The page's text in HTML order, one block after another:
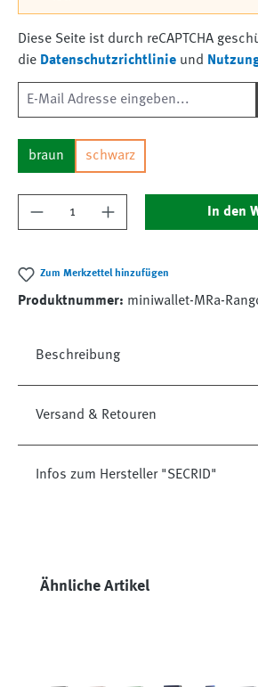
Diese Seite ist durch reCAPTCHA
die Datenschutzrichtlinie und
braun schwarz
Produkt Anzahl: Gib denIn den
Zum Merkzettel hinzufügen
Produktnummer: miniwallet-MRa-
Beschreibung
Versand & Retouren
Infos zum Hersteller "SECRID"
Produktgalerie überspringen
Ähnliche Artikel